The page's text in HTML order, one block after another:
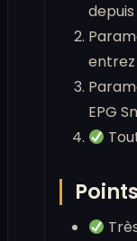
entrez
EPG